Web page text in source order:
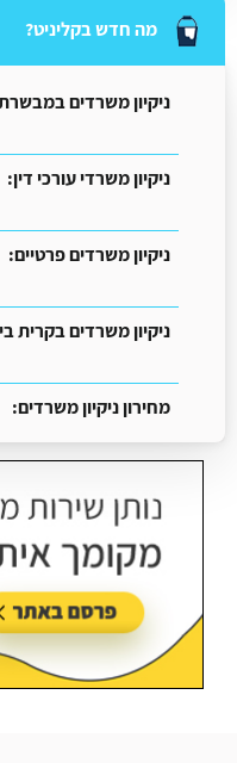
מה חדש בקליניט?
ניקיון משרדים בקרית